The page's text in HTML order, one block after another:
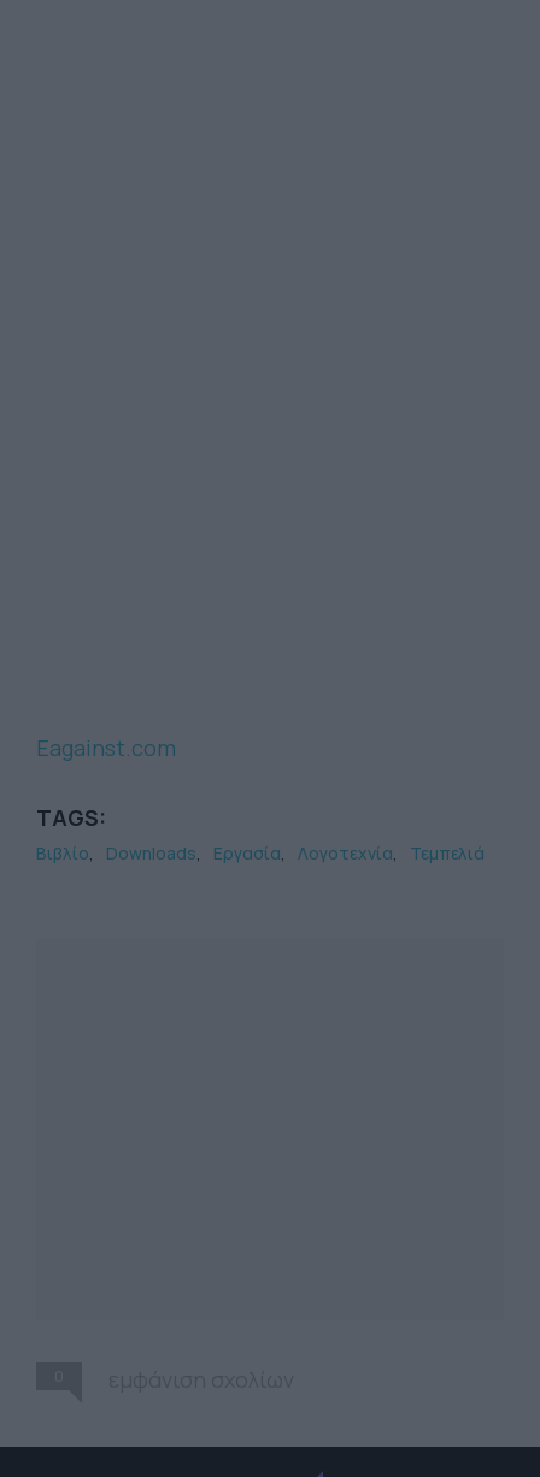
Eagainst.com
TAGS:
Βιβλίο Downloads Εργασία Λογοτεχνία Τεμπελιά